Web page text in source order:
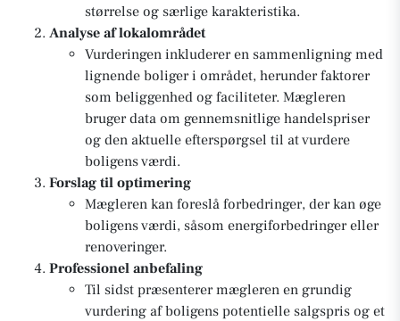
størrelse og særlige karakteristika.
Analyse af lokalområdet
Vurderingen inkluderer en sammenligning med
lignende boliger i området, herunder faktorer
som beliggenhed og faciliteter. Mægleren
bruger data om gennemsnitlige handelspriser
og den aktuelle efterspørgsel til at vurdere
boligens værdi.
Forslag til optimering
Mægleren kan foreslå forbedringer, der kan øge
boligens værdi, såsom energiforbedringer eller
renoveringer.
Professionel anbefaling
Til sidst præsenterer mægleren en grundig
vurdering af boligens potentielle salgspris og et